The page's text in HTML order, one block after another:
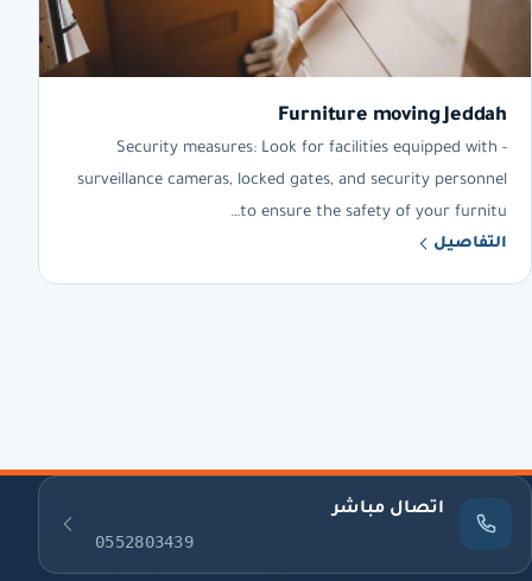
Furniture moving Jeddah
- Security measures: Look for facilities equipped with
surveillance cameras, locked gates, and security personnel
to ensure the safety of your furnitu…
التفاصيل
اتصال مباشر
0552803439